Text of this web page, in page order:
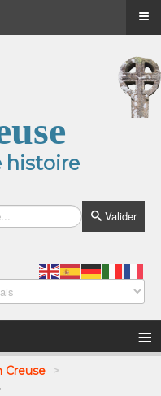
histoire
Valider
≡
Creuse >
≡
≡